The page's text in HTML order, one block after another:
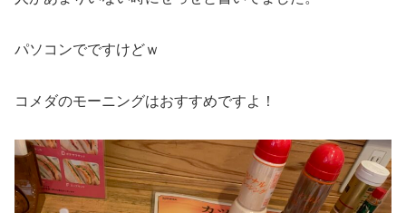
パソコンでですけどｗ
コメダのモーニングはおすすめですよ！